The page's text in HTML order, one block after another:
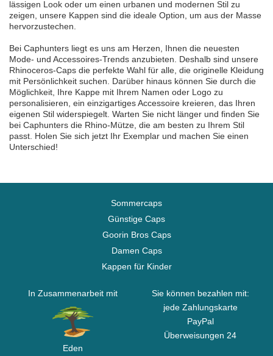
lässigen Look oder um einen urbanen und modernen Stil zu
zeigen, unsere Kappen sind die ideale Option, um aus der Masse
hervorzustechen.
Bei Caphunters liegt es uns am Herzen, Ihnen die neuesten
Mode- und Accessoires-Trends anzubieten. Deshalb sind unsere
Rhinoceros-Caps die perfekte Wahl für alle, die originelle Kleidung
mit Persönlichkeit suchen. Darüber hinaus können Sie durch die
Möglichkeit, Ihre Kappe mit Ihrem Namen oder Logo zu
personalisieren, ein einzigartiges Accessoire kreieren, das Ihren
eigenen Stil widerspiegelt. Warten Sie nicht länger und finden Sie
bei Caphunters die Rhino-Mütze, die am besten zu Ihrem Stil
passt. Holen Sie sich jetzt Ihr Exemplar und machen Sie einen
Unterschied!
Sommercaps
Günstige Caps
Goorin Bros Caps
Damen Caps
Kappen für Kinder
In Zusammenarbeit mit
Eden
Sie können bezahlen mit:
jede Zahlungskarte
PayPal
Überweisungen 24